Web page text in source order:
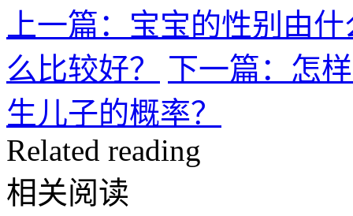
上一篇：宝宝的性别由
么比较好？
下一篇：怎
生儿子的概率？
Related reading
相关阅读